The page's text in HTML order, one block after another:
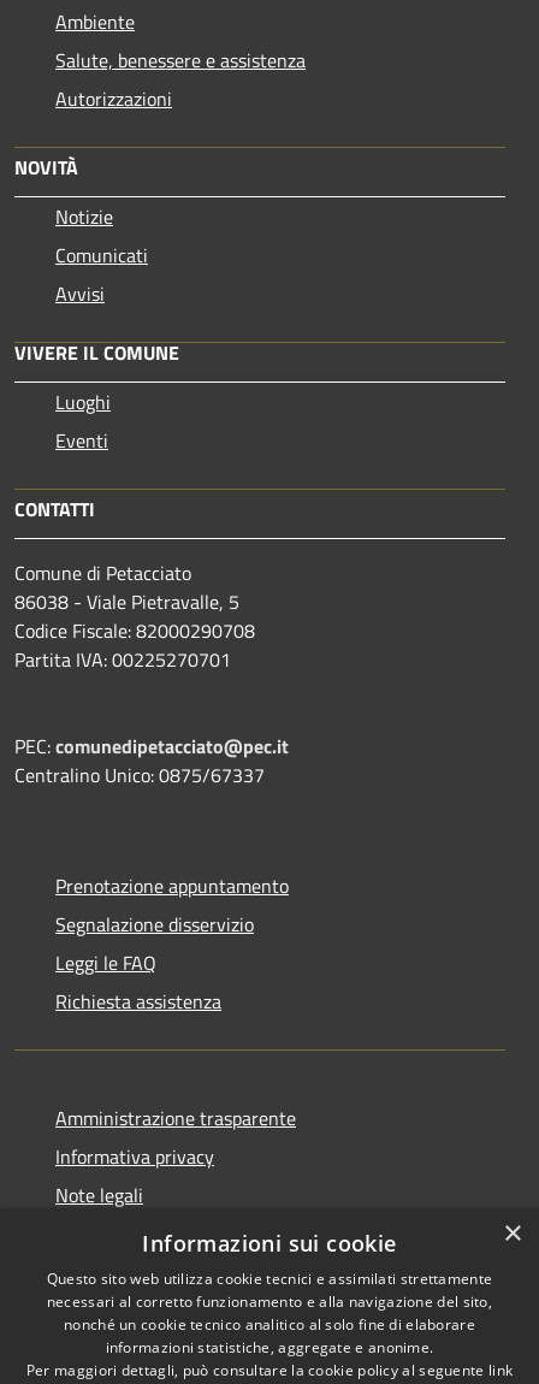
Ambiente
Salute, benessere e assistenza
Autorizzazioni
NOVITÀ
Notizie
Comunicati
Avvisi
VIVERE IL COMUNE
Luoghi
Eventi
CONTATTI
Comune di Petacciato
86038 - Viale Pietravalle, 5
Codice Fiscale: 82000290708
Partita IVA: 00225270701
PEC:comunedipetacciato@pec.it
Centralino Unico: 0875/67337
Prenotazione appuntamento
Segnalazione disservizio
Leggi le FAQ
Richiesta assistenza
Amministrazione trasparente
Informativa privacy
Note legali
Dichiarazione di accessibilità
Copyright © 2026 • Comune di
×
Informazioni sui cookie
Questo sito web utilizza cookie tecnici e assimilati strettamente
necessari al corretto funzionamento e alla navigazione del sito,
nonché un cookie tecnico analitico al solo fine di elaborare
informazioni statistiche, aggregate e anonime.
Per maggiori dettagli, può consultare la cookie policy al seguente link